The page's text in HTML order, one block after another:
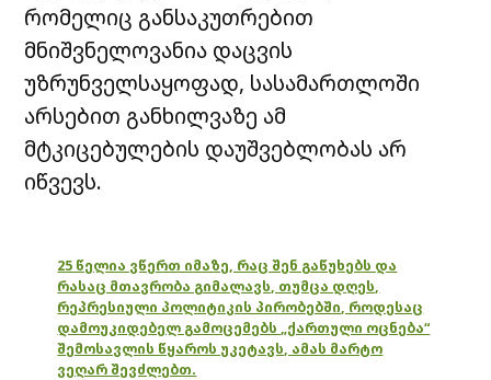
რომელიც განსაკუთრებით
მნიშვნელოვანია დაცვის
უზრუნველსაყოფად, სასამართლოში
არსებით განხილვაზე ამ
მტკიცებულების დაუშვებლობას არ
იწვევს.
25 წელია ვწერთ იმაზე, რაც შენ გაწუხებს და
რასაც მთავრობა გიმალავს, თუმცა დღეს,
რეპრესიული პოლიტიკის პირობებში, როდესაც
დამოუკიდებელ გამოცემებს „ქართული ოცნება“
შემოსავლის წყაროს უკეტავს, ამას მარტო
ვეღარ შევძლებთ.